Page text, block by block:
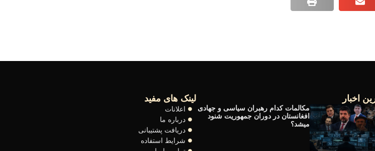
اخبار
مکالمات کدام رهبران سیاسی و جهادی
افغانستان در دوران جمهوریت شنود
میشد؟
لینک های مفید
اعلانات
درباره ما
دریافت پشتیبانی
شرایط استفاده